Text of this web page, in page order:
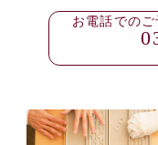
お電話での